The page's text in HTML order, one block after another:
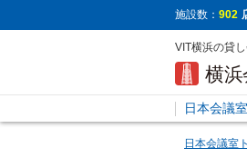
施設数： 902
VIT横浜の貸
日本会議室
日本会議室